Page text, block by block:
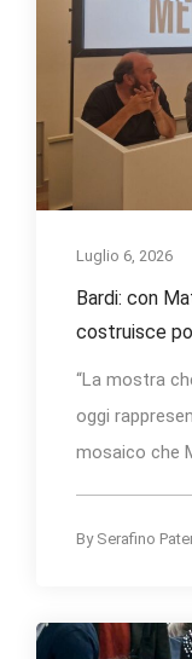
Luglio 6, 2026
Bardi: con
costruisce
“La mostra
oggi
mosaico che
By Serafino